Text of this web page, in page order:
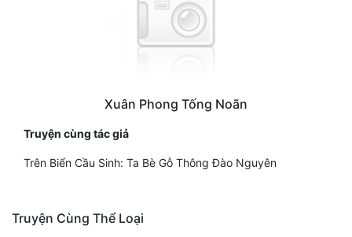
Xuân Phong Tống Noãn
Truyện cùng tác giả
Trên Biển Cầu Sinh: Ta Bè Gỗ Thông Đào Nguyên
Truyện Cùng Thể Loại